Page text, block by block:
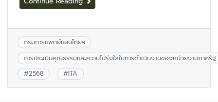
กรมการแพทย์แผนไทยฯ
การประเมินคุณธรรมและความโปร่งใสในการดำเนินงานของหน่วยงานภาครัฐ
#2568 #ITA